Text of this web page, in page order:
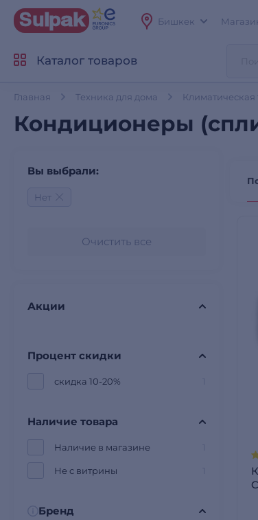
Бишкек
Каталог товаров
Главная Техника для дома Климатическая
Кондиционеры
Вы выбрали:
Нет
Очистить все
Акции
Процент скидки
скидка 10-20%
Наличие товара
Наличие в магазине
Не с витрины
Бренд